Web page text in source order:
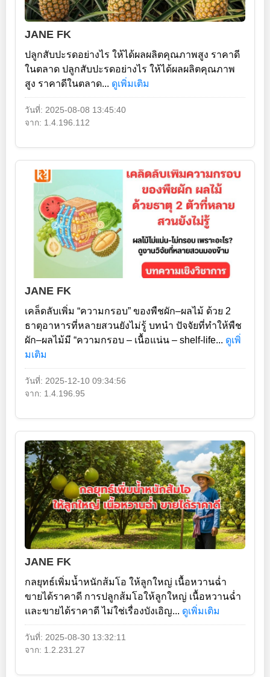
JANE FK
ปลูกสับปะรดอย่างไร ให้ได้ผลผลิตคุณภาพสูง ราคาดี
ในตลาด ปลูกสับปะรดอย่างไร ให้ได้ผลผลิตคุณภาพ
สูง ราคาดีในตลาด... ดูเพิ่มเติม
วันที่: 2025-08-08 13:45:40
จาก: 1.4.196.112
JANE FK
เคล็ดลับเพิ่ม “ความกรอบ” ของพืชผัก–ผลไม้ ด้วย 2
ธาตุอาหารที่หลายสวนยังไม่รู้ บทนำ ปัจจัยที่ทำให้พืช
ผัก–ผลไม้มี “ความกรอบ – เนื้อแน่น – shelf-life... ดูเพิ่
มเติม
วันที่: 2025-12-10 09:34:56
จาก: 1.4.196.95
JANE FK
กลยุทธ์เพิ่มน้ำหนักส้มโอ ให้ลูกใหญ่ เนื้อหวานฉ่ำ
ขายได้ราคาดี การปลูกส้มโอให้ลูกใหญ่ เนื้อหวานฉ่ำ
และขายได้ราคาดี ไม่ใช่เรื่องบังเอิญ... ดูเพิ่มเติม
วันที่: 2025-08-30 13:32:11
จาก: 1.2.231.27